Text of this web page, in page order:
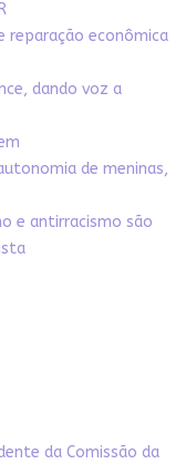
reparação econômica
dando voz a
de meninas,
e antirracismo são
da Comissão da